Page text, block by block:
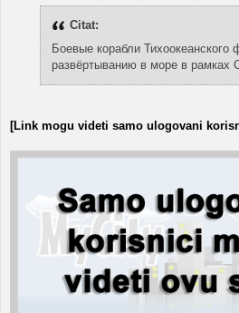
Citat:
Боевые корабли Тихоокеанского
развёртыванию в море в рамках
[Link mogu videti samo ulogovani